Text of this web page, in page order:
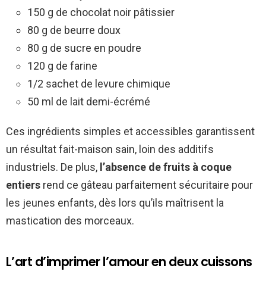
150 g de chocolat noir pâtissier
80 g de beurre doux
80 g de sucre en poudre
120 g de farine
1/2 sachet de levure chimique
50 ml de lait demi-écrémé
Ces ingrédients simples et accessibles garantissent
un résultat fait-maison sain, loin des additifs
industriels. De plus, l’absence de fruits à coque
entiers rend ce gâteau parfaitement sécuritaire pour
les jeunes enfants, dès lors qu’ils maîtrisent la
mastication des morceaux.
L’art d’imprimer l’amour en deux cuissons